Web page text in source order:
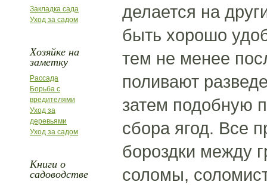
Закладка сада
Уход за садом
Хозяйке на
заметку
Рассада
Борьба с
вредителями
Уход за
деревьями
Уход за садом
Книги о
садоводстве
делается на
быть хорошо
тем не менее
поливают
затем подобную
сбора ягод. Все
бороздки между
соломы,